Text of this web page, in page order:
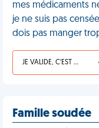
mes médicaments
je ne suis pas
dois pas manger
JE VALIDE, C'EST UNE VDM
Famille soudée